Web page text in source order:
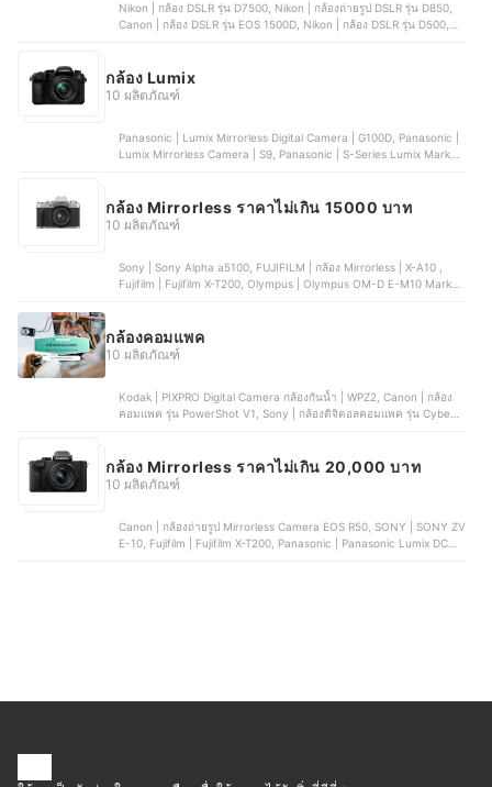
Nikon | กล้อง DSLR รุ่น D7500, Nikon | กล้องถ่ายรูป DSLR รุ่น D850,
Canon | กล้อง DSLR รุ่น EOS 1500D, Nikon | กล้อง DSLR รุ่น D500,
กล้อง Lumix
10 ผลิตภัณฑ์
Panasonic | Lumix Mirrorless Digital Camera | G100D, Panasonic |
Lumix Mirrorless Camera | S9, Panasonic | S-Series Lumix Mark II
กล้อง Mirrorless ราคาไม่เกิน 15000 บาท
10 ผลิตภัณฑ์
Sony | Sony Alpha a5100, FUJIFILM | กล้อง Mirrorless | X-A10 ,
Fujifilm | Fujifilm X-T200, Olympus | Olympus OM-D E-M10 Mark
กล้องคอมแพค
10 ผลิตภัณฑ์
Kodak | PIXPRO Digital Camera กล้องกันน้ำ | WPZ2, Canon | กล้อง
คอมแพค รุ่น PowerShot V1, Sony | กล้องดิจิตอลคอมแพค รุ่น Cyber-
กล้อง Mirrorless ราคาไม่เกิน 20,000 บาท
10 ผลิตภัณฑ์
Canon | กล้องถ่ายรูป Mirrorless Camera EOS R50, SONY | SONY ZV
E-10, Fujifilm | Fujifilm X-T200, Panasonic | Panasonic Lumix DC-